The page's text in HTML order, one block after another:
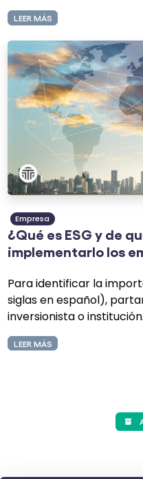
LEER MÁS
Empresa
¿Qué es ESG y de
implementarlo los
Para identificar la
siglas en español),
inversionista o
LEER MÁS